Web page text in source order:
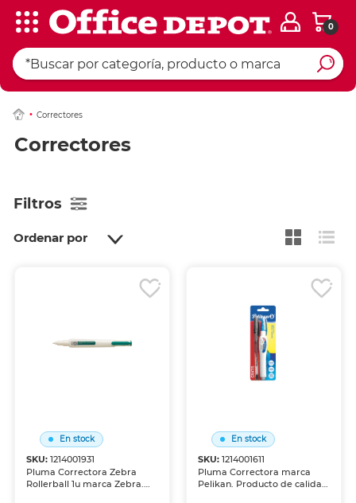
0
Correctores
Correctores
Filtros
Ordenar por
En stock
SKU:1214001931
Pluma Correctora Zebra
Rollerball 1u marca Zebra.
En stock
SKU: 1214001611
Pluma Correctora marca
Pelikan. Producto de calidad